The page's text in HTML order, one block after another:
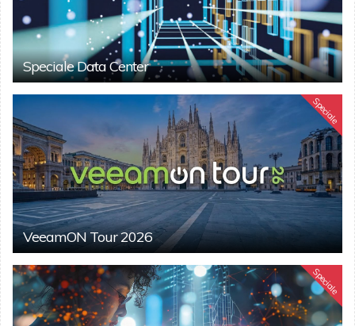
Speciale Data Center
Speciale
VeeamON Tour 2026
Speciale